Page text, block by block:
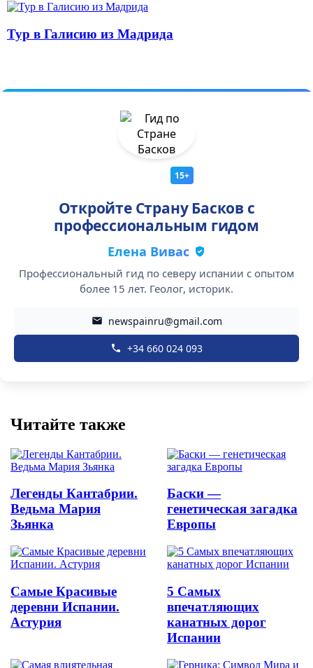
Тур в Галисию из Мадрида
15+
Откройте Страну Басков с
профессиональным гидом
Елена Вивас
Профессиональный гид по северу испании с опытом
более 15 лет. Геолог, историк.
newspainru@gmail.com
+34 660 024 093
Читайте также
Легенды Кантабрии.
Ведьма Мария
Зьянка
Баски —
генетическая загадка
Европы
Самые Красивые
деревни Испании.
Астурия
5 Самых
впечатляющих
канатных дорог
Испании